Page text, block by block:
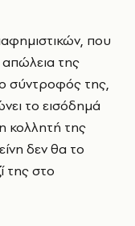
που
απώλεια της
σύντροφός της,
το εισόδημά
κολλητή της
δεν θα το
της στο